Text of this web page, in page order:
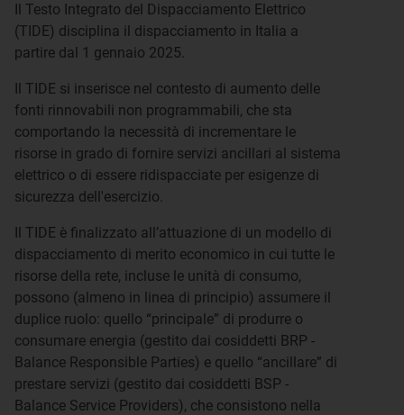
Il Testo Integrato del Dispacciamento Elettrico
(TIDE) disciplina il dispacciamento in Italia a
partire dal 1 gennaio 2025.
Il TIDE si inserisce nel contesto di aumento delle
fonti rinnovabili non programmabili, che sta
comportando la necessità di incrementare le
risorse in grado di fornire servizi ancillari al sistema
elettrico o di essere ridispacciate per esigenze di
sicurezza dell'esercizio.
Il TIDE è finalizzato all’attuazione di un modello di
dispacciamento di merito economico in cui tutte le
risorse della rete, incluse le unità di consumo,
possono (almeno in linea di principio) assumere il
duplice ruolo: quello “principale” di produrre o
consumare energia (gestito dai cosiddetti BRP -
Balance Responsible Parties) e quello “ancillare” di
prestare servizi (gestito dai cosiddetti BSP -
Balance Service Providers), che consistono nella